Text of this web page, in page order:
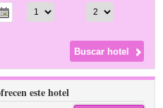
este hotel